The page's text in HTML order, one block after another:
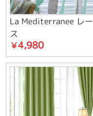
La Mediterranee レー
ス
￥4,980